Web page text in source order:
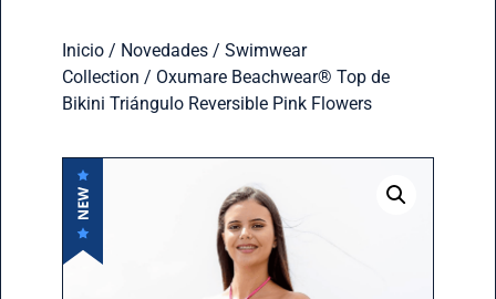
Inicio/ Novedades/ Swimwear
Collection / Oxumare Beachwear®️ Top de
Bikini Triángulo Reversible Pink Flowers